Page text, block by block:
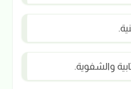
والشفوية.